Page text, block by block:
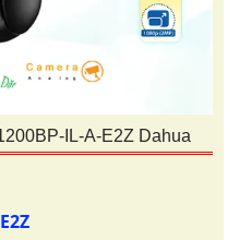
IL-A-E2Z Dahua